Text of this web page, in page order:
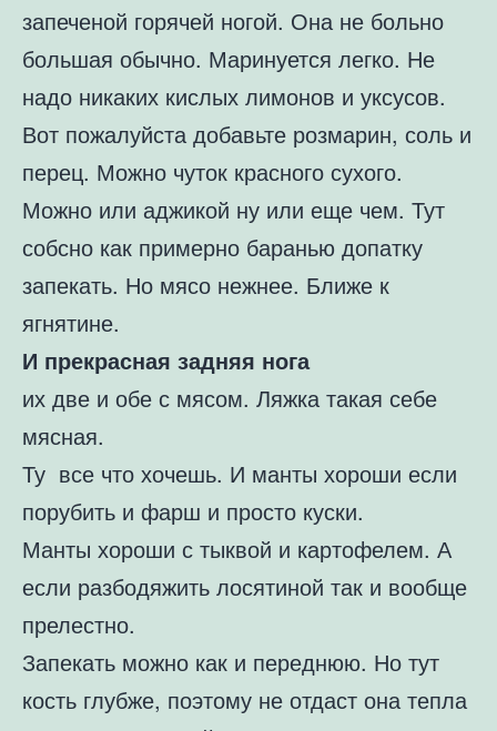
запеченой горячей ногой. Она не больно
большая обычно. Маринуется легко. Не
надо никаких кислых лимонов и уксусов.
Вот пожалуйста добавьте розмарин, соль и
перец. Можно чуток красного сухого.
Можно или аджикой ну или еще чем. Тут
собсно как примерно баранью допатку
запекать. Но мясо нежнее. Ближе к
ягнятине.
И прекрасная задняя нога
их две и обе с мясом. Ляжка такая себе
мясная.
Ту все что хочешь. И манты хороши если
порубить и фарш и просто куски.
Манты хороши с тыквой и картофелем. А
если разбодяжить лосятиной так и вообще
прелестно.
Запекать можно как и переднюю. Но тут
кость глубже, поэтому не отдаст она тепла